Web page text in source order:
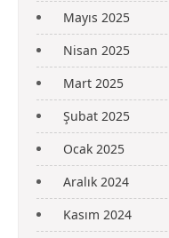
Mayıs 2025
Nisan 2025
Mart 2025
Şubat 2025
Ocak 2025
Aralık 2024
Kasım 2024